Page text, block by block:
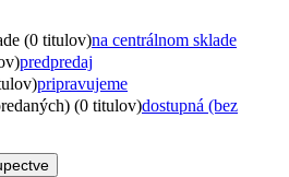
(0 titulov)na centrálnom sklade
predpredaj
pripravujeme
(0 titulov)dostupná (bez